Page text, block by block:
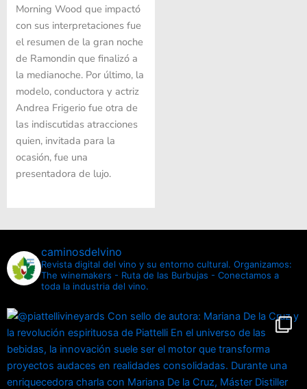
Morning Wood que impactó
con sus interpretaciones fue
el resumen de la gran noche
de Ramondin que finalizó a
la medianoche. Por último, la
modelo, conductora y actriz
Andrea Frigerio fue otra de
las indiscutidas atracciones
quien, invitada para la
ocasión, fue una
presentadora de lujo.
caminosdelvino
Revista digital del vino y su entorno cultural. Organizamos:
The winemakers - Ruta de las Burbujas - Conectamos a
toda la industria del vino.